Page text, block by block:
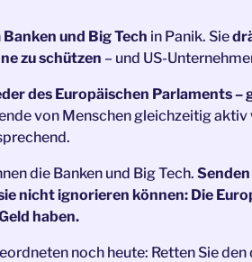
Banken und Big Tech in Panik. Sie
zu schützen – und US-
des Europäischen Parlaments –
von Menschen gleichzeitig
die Banken und Big Tech.
nicht ignorieren können: Die
haben.
noch heute: Retten Sie